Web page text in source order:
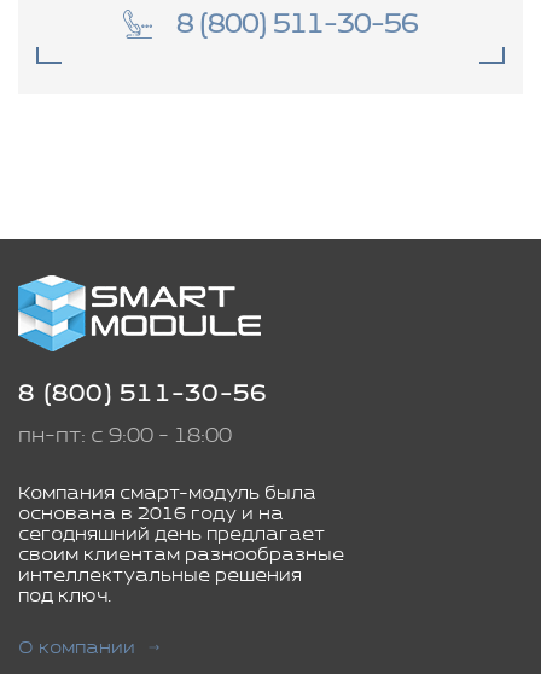
8 (800) 511-30-56
8 (800) 511-30-56
пн-пт: с 9:00 - 18:00
Компания смарт-модуль была
основана в 2016 году и на
сегодняшний день предлагает
своим клиентам разнообразные
интеллектуальные решения
под ключ.
О компании